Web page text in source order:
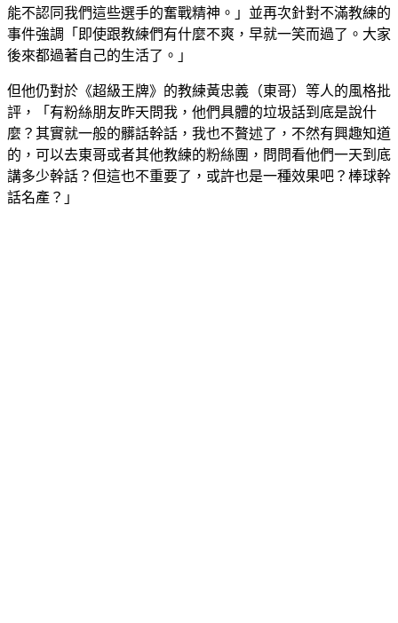
能不認同我們這些選手的奮戰精神。」並再次針對不滿教練的
事件強調「即使跟教練們有什麼不爽，早就一笑而過了。大家
後來都過著自己的生活了。」
但他仍對於《超級王牌》的教練黃忠義（東哥）等人的風格批
評，「有粉絲朋友昨天問我，他們具體的垃圾話到底是說什
麼？其實就一般的髒話幹話，我也不贅述了，不然有興趣知道
的，可以去東哥或者其他教練的粉絲團，問問看他們一天到底
講多少幹話？但這也不重要了，或許也是一種效果吧？棒球幹
話名產？」